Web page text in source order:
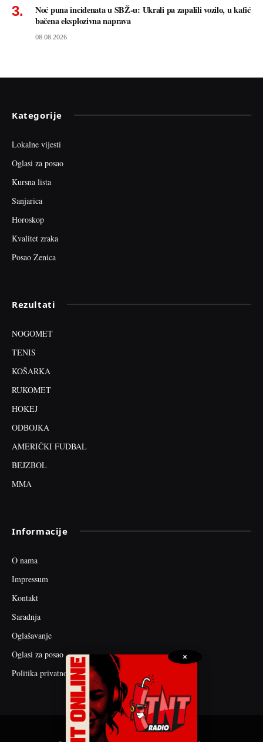
Noć puna incidenata u SBŽ-u: Ukrali pa zapalili vozilo, u kafić
bačena eksplozivna naprava
08.08.2026
Kategorije
Lokalne vijesti
Oglasi za posao
Kursna lista
Sanjarica
Horoskop
Kvalitet zraka
Posao Zenica
Rezultati
NOGOMET
TENIS
KOŠARKA
RUKOMET
HOKEJ
ODBOJKA
AMERIČKI FUDBAL
BEJZBOL
MMA
Informacije
O nama
Impressum
Kontakt
Saradnja
Oglašavanje
Oglasi za posao
Politika privatnosti
×